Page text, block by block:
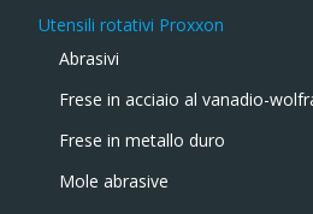
Utensili rotativi Proxxon
Abrasivi
Frese in acciaio al vanadio-
Frese in metallo duro
Mole abrasive